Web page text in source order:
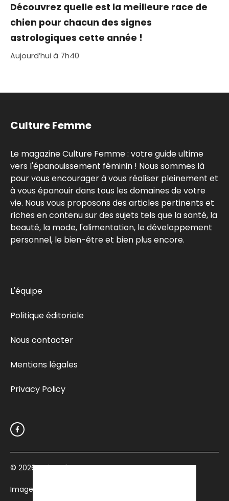
Découvrez quelle est la meilleure race de
chien pour chacun des signes
astrologiques cette année !
Aujourd’hui à 7h40
Culture Femme
Le magazine Culture Femme : votre guide ultime
vers l'épanouissement féminin ! Nous sommes là
pour vous encourager à vous réaliser pleinement et
à vous épanouir dans tous les domaines de votre
vie. Nous vous proposons des articles pertinents et
riches en contenu sur des sujets tels que la santé, la
beauté, la mode, l'alimentation, le développement
personnel, le bien-être et bien plus encore.
L'équipe
Politique éditoriale
Nous contacter
Mentions légales
Privacy Policy
© 2026Culturefemme.com
Images par Depositphotos